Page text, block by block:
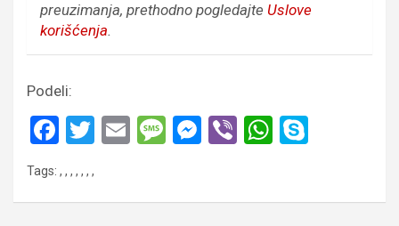
preuzimanja, prethodno pogledajte Uslove
korišćenja.
Podeli:
F
ce
T
E
M
M
Vi
W
Tags: , , , , , , ,